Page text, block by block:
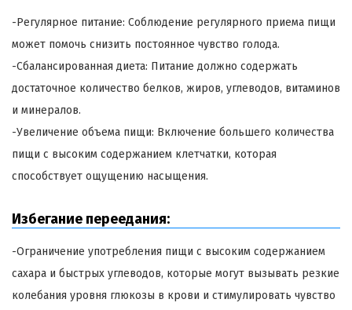
-Регулярное питание: Соблюдение регулярного приема пищи
может помочь снизить постоянное чувство голода.
-Сбалансированная диета: Питание должно содержать
достаточное количество белков, жиров, углеводов, витаминов
и минералов.
-Увеличение объема пищи: Включение большего количества
пищи с высоким содержанием клетчатки, которая
способствует ощущению насыщения.
Избегание переедания:
-Ограничение употребления пищи с высоким содержанием
сахара и быстрых углеводов, которые могут вызывать резкие
колебания уровня глюкозы в крови и стимулировать чувство